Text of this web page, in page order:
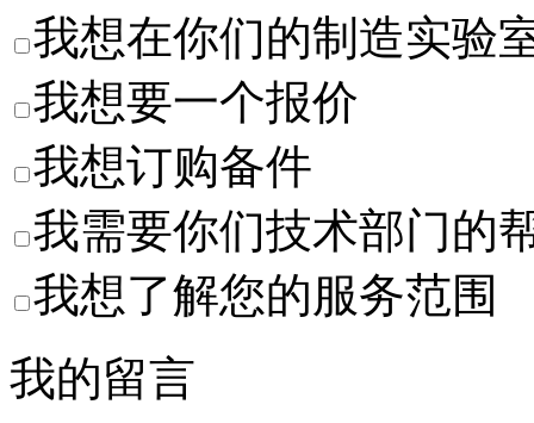
我想在你们的制造实验
我想要一个报价
我想订购备件
我需要你们技术部门的
我想了解您的服务范围
我的留言